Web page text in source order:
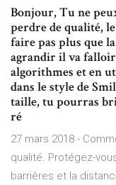
Bonjour, Tu ne
perdre de qualité,
faire pas plus que
agrandir il va
algorithmes et en
dans le style de
taille, tu pourras
ré
27 mars 2018 -
qualité. Protégez-
barrières et la